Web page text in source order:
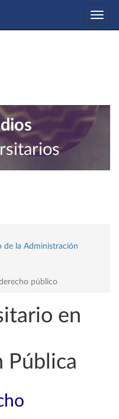
de la Administración
público
en
Pública